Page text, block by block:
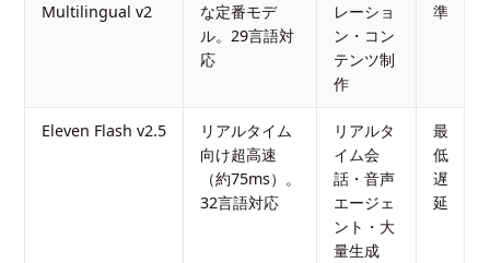
Multilingual v2
な定番モデ
ル。29言語対
応
レーショ
ン・コン
テンツ制
作
準
Eleven Flash v2.5
リアルタイム
向け超高速
（約75ms）。
32言語対応
リアルタ
イム会
話・音声
エージェ
ント・大
量生成
最
低
遅
延